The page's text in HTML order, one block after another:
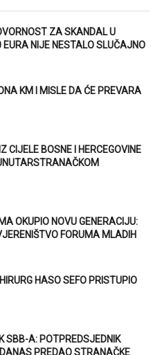
ZA SKANDAL U
EURA NIJE NESTALO SLUČAJNO
KM I MISLE DA ĆE PREVARA
CIJELE BOSNE I HERCEGOVINE
OKUPIO NOVU GENERACIJU:
FORUMA MLADIH
HASO SEFO PRISTUPIO
SBB-A: POTPREDSJEDNIK
PREDAO STRANAČKE